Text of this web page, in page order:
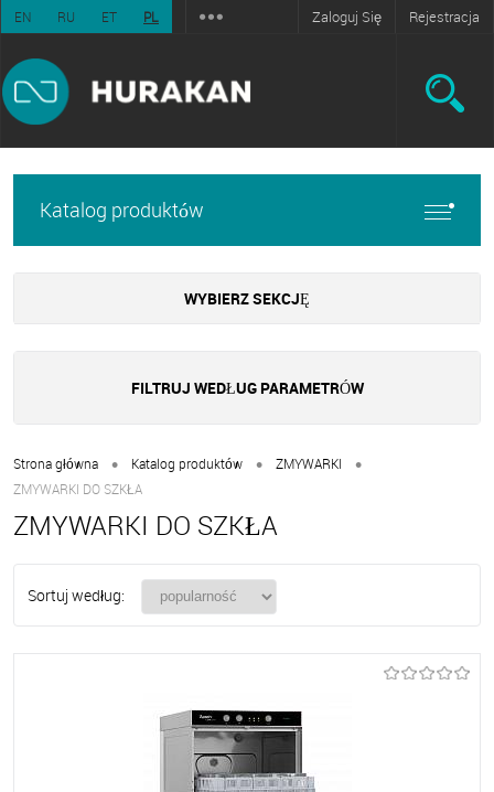
EN RU ET PL Zaloguj Się Rejestracja
Katalog produktów
WYBIERZ SEKCJĘ
FILTRUJ WEDŁUG PARAMETRÓW
Strona główna • Katalog produktów • ZMYWARKI •
ZMYWARKI DO SZKŁA
ZMYWARKI DO SZKŁA
Sortuj według: